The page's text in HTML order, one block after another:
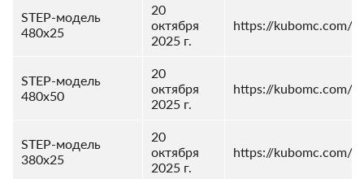
STEP-модель
480x25
20
октября
2025 г.
https://kubomc.com/
STEP-модель
480x50
20
октября
2025 г.
https://kubomc.com/
STEP-модель
380x25
20
октября
2025 г.
https://kubomc.com/